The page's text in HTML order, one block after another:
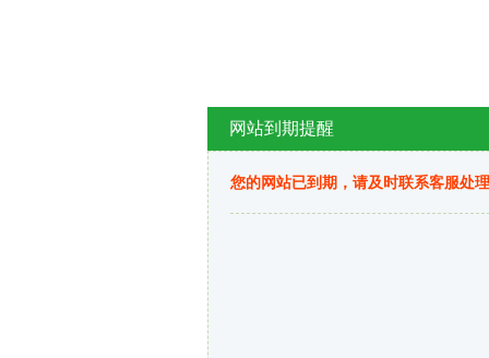
网站到期提醒
您的网站已到期，请及时联系客服处理